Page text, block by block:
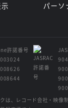
パーソ
許諾番号
は、レコード会社・映像